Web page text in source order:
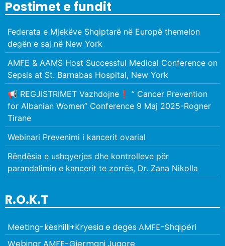
Postimet e fundit
Federata e Mjekëve Shqiptarë në Europë themelon
degën e saj në New York
AMFE & AAMS Host Successful Medical Conference on
Sepsis at St. Barnabas Hospital, New York
📢 REGJISTRIMET Vazhdojne❗️ ” Cancer Prevention
for Albanian Women” Conference 9 Maj 2025-Rogner
Tirane
Webinari Prevenimi i kancerit ovarial
Rëndësia e ushqyerjes dhe kontrolleve për
parandalimin e kancerit te zorrës, Dr. Zana Nikolla
R.O.K.T
Meeting-këshilli+Kryesia e degës AMFE-Shqipëri
Webinar AMFE-Gjermani Jugore